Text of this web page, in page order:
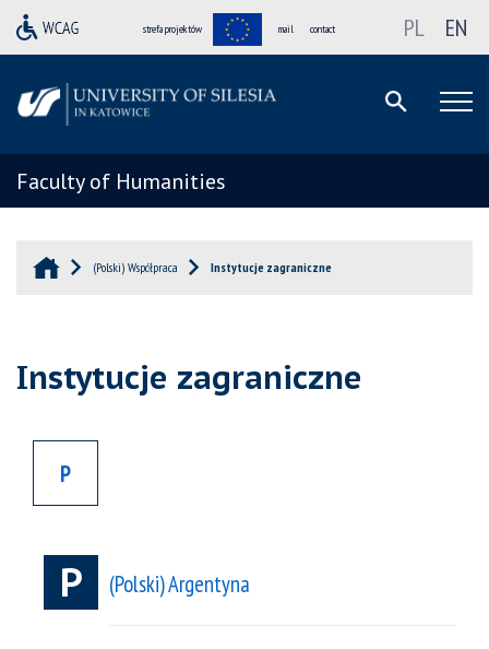
strefa projektów mail contact PL EN
Faculty of Humanities
(Polski) Współpraca Instytucje zagraniczne
Instytucje zagraniczne
P
P (Polski) Argentyna